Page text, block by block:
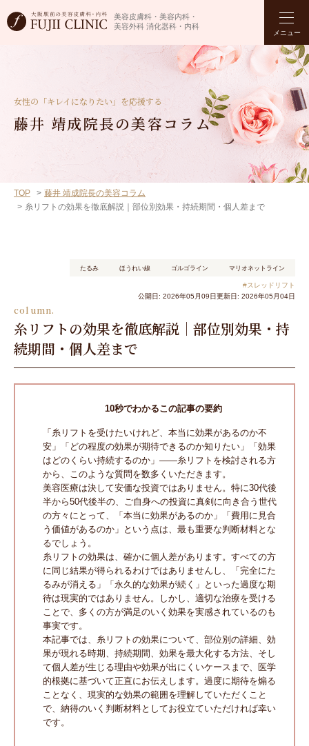
美容皮膚科・美容内科・
美容外科 消化器科・内科
メニュー
女性の「キレイになりたい」を応援する
藤井 靖成院長の美容コラム
TOP
藤井 靖成院長の美容コラム
糸リフトの効果を徹底解説｜部位別効果・持続期間・個人差まで
たるみ ほうれい線 ゴルゴライン マリオネットライン
#スレッドリフト
公開日: 2026年05月09日更新日: 2026年05月04日
column.
糸リフトの効果を徹底解説｜部位別効果・持
続期間・個人差まで
10秒でわかるこの記事の要約
「糸リフトを受けたいけれど、本当に効果があるのか不
安」「どの程度の効果が期待できるのか知りたい」「効果
はどのくらい持続するのか」——糸リフトを検討される方
から、このような質問を数多くいただきます。
美容医療は決して安価な投資ではありません。特に30代後
半から50代後半の、ご自身への投資に真剣に向き合う世代
の方々にとって、「本当に効果があるのか」「費用に見合
う価値があるのか」という点は、最も重要な判断材料とな
るでしょう。
糸リフトの効果は、確かに個人差があります。すべての方
に同じ結果が得られるわけではありませんし、「完全にた
るみが消える」「永久的な効果が続く」といった過度な期
待は現実的ではありません。しかし、適切な治療を受ける
ことで、多くの方が満足のいく効果を実感されているのも
事実です。
本記事では、糸リフトの効果について、部位別の詳細、効
果が現れる時期、持続期間、効果を最大化する方法、そし
て個人差が生じる理由や効果が出にくいケースまで、医学
的根拠に基づいて正直にお伝えします。過度に期待を煽る
ことなく、現実的な効果の範囲を理解していただくこと
で、納得のいく判断材料としてお役立ていただければ幸い
です。